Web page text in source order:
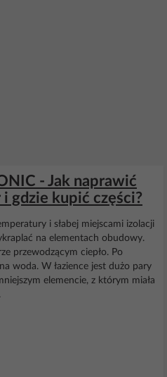
- Jak naprawić
gdzie kupić części?
i słabej miejscami izolacji
na elementach obudowy.
przewodzącym ciepło. Po
woda. W łazience jest dużo pary
elemencie, z którym miała